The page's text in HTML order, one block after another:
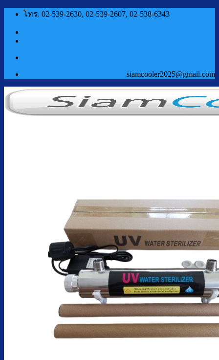
ข้าม
โทร. 02-539-2630, 02-539-2607, 02-538-6343
siamcooler2025@gmail.com
ตู้กดน้ำเย็น น้ำร้อน
ตู้กดน้ำเย็น น้ำร้อน ถังคว่ำ
ตู้กดน้ำเย็น เจาะรูคว่ำถัง
ตู้กดน้ำเย็น น้ำร้อน ถังล่าง
ตู้กดน้ำเย็น น้ำร้อน กรองในตัว
ตู้กดน้ำเย็น น้ำร้อน ต่อท่อประปา
ตู้กดน้ำเย็น น้ำร้อน สแตนเลส
ตู้กดน้ำเย็น มือกดเท้าเหยียบ
ล้างตู้กดน้ำเย็น
เปลี่ยนไส้กรองน้ำ
ผลงานของเรา